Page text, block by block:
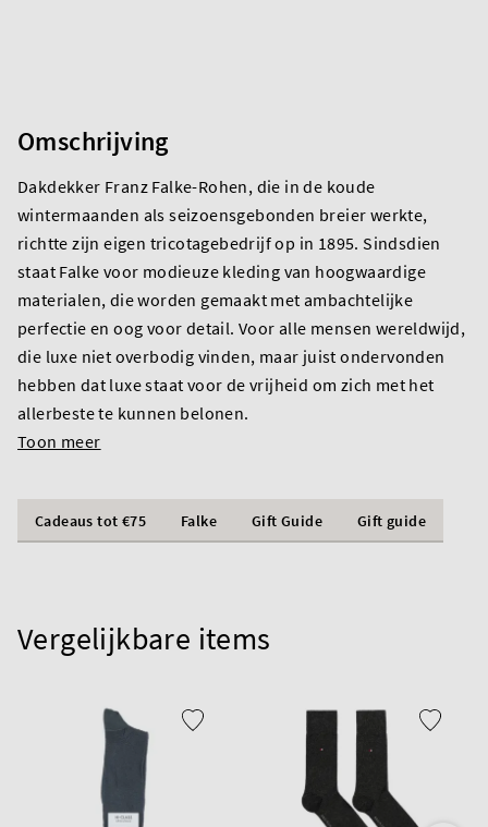
Omschrijving
Dakdekker Franz Falke-Rohen, die in de koude
wintermaanden als seizoensgebonden breier werkte,
richtte zijn eigen tricotagebedrijf op in 1895. Sindsdien
staat Falke voor modieuze kleding van hoogwaardige
materialen, die worden gemaakt met ambachtelijke
perfectie en oog voor detail. Voor alle mensen wereldwijd,
die luxe niet overbodig vinden, maar juist ondervonden
hebben dat luxe staat voor de vrijheid om zich met het
allerbeste te kunnen belonen.
Toon meer
Cadeaus tot €75 Falke Gift Guide Gift guide
Vergelijkbare items